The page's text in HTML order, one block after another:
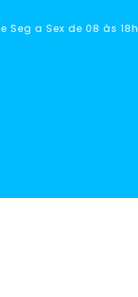
Seg a Sex de 08 às 18h